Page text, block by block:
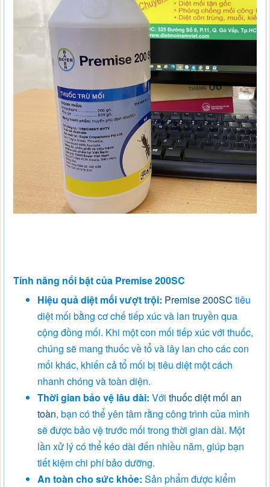
Tính năng nổi bật của Premise 200SC
Hiệu quả diệt mối vượt trội: Premise 200SC tiêu
diệt mối bằng cơ chế tiếp xúc và lan truyền qua
cộng đồng mối. Khi một con mối tiếp xúc với thuốc,
chúng sẽ mang thuốc về tổ và lây lan cho các con
mối khác, khiến cả tổ mối bị tiêu diệt một cách
nhanh chóng và toàn diện.
Thời gian bảo vệ lâu dài: Với thuốc diệt mối an
toàn, bạn có thể yên tâm rằng công trình của mình
sẽ được bảo vệ trước mối trong thời gian dài. Một
lần xử lý có thể kéo dài đến nhiều năm, giúp bạn
tiết kiệm chi phí bảo dưỡng.
An toàn cho sức khỏe: Sản phẩm được kiểm